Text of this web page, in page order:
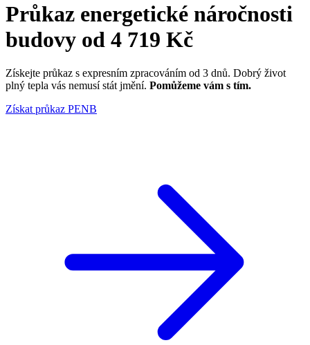
Průkaz energetické náročnosti
budovy od 4 719 Kč
Získejte průkaz s expresním zpracováním od 3 dnů. Dobrý život
plný tepla vás nemusí stát jmění. Pomůžeme vám s tím.
Získat průkaz PENB